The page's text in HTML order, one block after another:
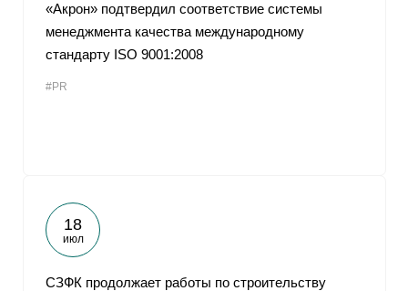
«Акрон» подтвердил соответствие системы
менеджмента качества международному
стандарту ISO 9001:2008
#PR
18
июл
СЗФК продолжает работы по строительству